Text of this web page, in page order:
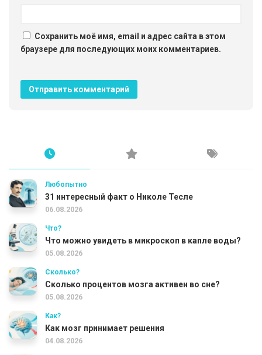
Сохранить моё имя, email и адрес сайта в этом
браузере для последующих моих комментариев.
Любопытно
31 интересный факт о Николе Тесле
06.08.2026
Что?
Что можно увидеть в микроскоп в капле воды?
05.08.2026
Сколько?
Сколько процентов мозга активен во сне?
05.08.2026
Как?
Как мозг принимает решения
04.08.2026